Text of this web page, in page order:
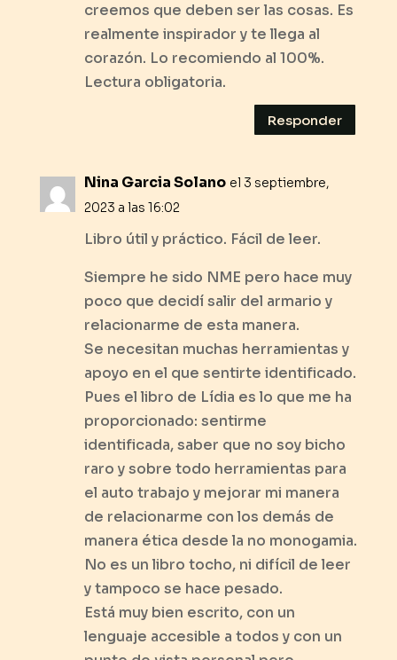
creemos que deben ser las cosas. Es
realmente inspirador y te llega al
corazón. Lo recomiendo al 100%.
Lectura obligatoria.
Responder
Nina Garcia Solano el 3 septiembre,
2023 a las 16:02
Libro útil y práctico. Fácil de leer.
Siempre he sido NME pero hace muy
poco que decidí salir del armario y
relacionarme de esta manera.
Se necesitan muchas herramientas y
apoyo en el que sentirte identificado.
Pues el libro de Lídia es lo que me ha
proporcionado: sentirme
identificada, saber que no soy bicho
raro y sobre todo herramientas para
el auto trabajo y mejorar mi manera
de relacionarme con los demás de
manera ética desde la no monogamia.
No es un libro tocho, ni difícil de leer
y tampoco se hace pesado.
Está muy bien escrito, con un
lenguaje accesible a todos y con un